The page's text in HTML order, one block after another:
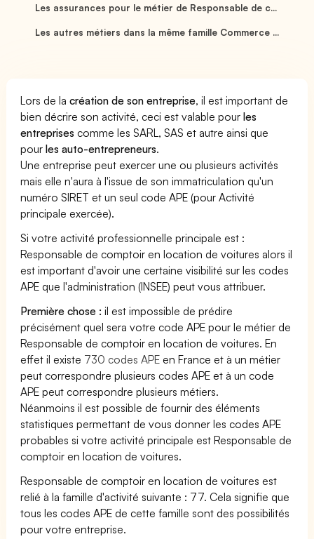
Les assurances pour le métier de Responsable de c...
Les autres métiers dans la même famille Commerce ...
Lors de lacréation de son entreprise, il est important de
bien décrire son activité, ceci est valable pourles
entreprises comme les SARL, SAS et autre ainsi que
pourles auto-entrepreneurs.
Une entreprise peut exercer une ou plusieurs activités
mais elle n'aura à l'issue de son immatriculation qu'un
numéro SIRET et un seul code APE (pour Activité
principale exercée).
Si votre activité professionnelle principale est :
Responsable de comptoir en location de voitures alors il
est important d'avoir une certaine visibilité sur les codes
APE que l'administration (INSEE) peut vous attribuer.
Première chose : il est impossible de prédire
précisément quel sera votre code APE pour le métier de
Responsable de comptoir en location de voitures. En
effet il existe 730 codes APE en France et à un métier
peut correspondre plusieurs codes APE et à un code
APE peut correspondre plusieurs métiers.
Néanmoins il est possible de fournir des éléments
statistiques permettant de vous donner les codes APE
probables si votre activité principale est Responsable de
comptoir en location de voitures.
Responsable de comptoir en location de voitures est
relié à la famille d'activité suivante : 77. Cela signifie que
tous les codes APE de cette famille sont des possibilités
pour votre entreprise.